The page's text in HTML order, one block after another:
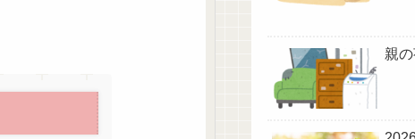
親